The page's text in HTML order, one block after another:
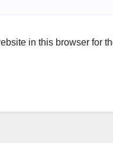
in this browser for